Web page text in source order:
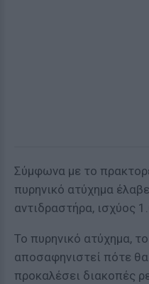
Σύμφωνα με το
πυρηνικό ατύχημα
αντιδραστήρα, ισχύος
Το πυρηνικό ατύχημα,
αποσαφηνιστεί πότε
προκαλέσει διακοπές